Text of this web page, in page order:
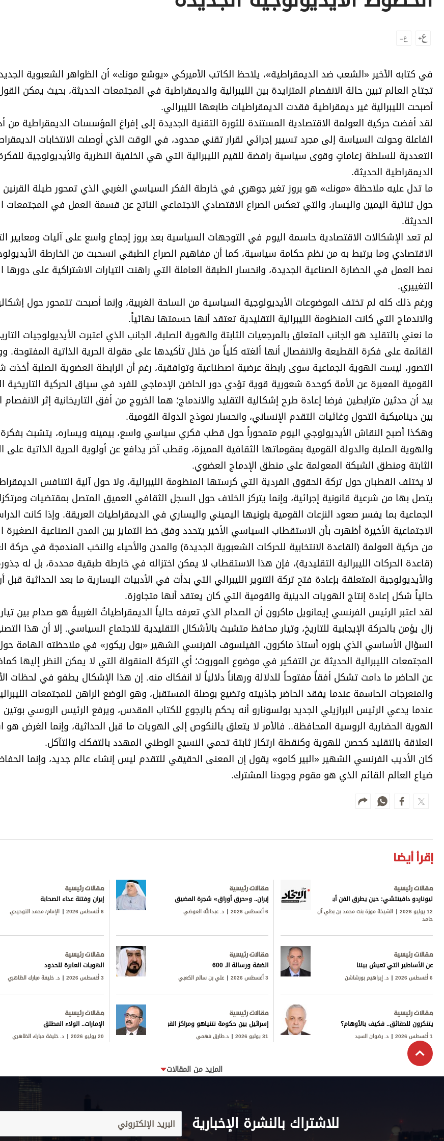
مواقيت الصلاة
الأحوال الجوية
في كتابه الأخير «الشعب ضد الديمقراطية»، يلاحظ الكاتب الأميركي «يوشع مونك» أن الظواهر الشعبوية
تجتاح العالم تبين حالة الانفصام المتزايدة بين الليبرالية والديمقراطية في المجتمعات الحديثة، بحيث يمكن
أصبحت الليبرالية غير ديمقراطية فقدت الديمقراطيات طابعها الليبرالي.
لقد أفضت حركية العولمة الاقتصادية المستندة للثورة التقنية الجديدة إلى إفراغ المؤسسات الديمقراطية من
الفاعلة وحولت السياسة إلى مجرد تسيير إجرائي لقرار تقني محدود، في الوقت الذي أوصلت الانتخابات
التعددية للسلطة زعاماتٍ وقوى سياسية رافضة للقيم الليبرالية التي هي الخلفية النظرية والأيديولوجية
الديمقراطية الحديثة.
ما تدل عليه ملاحظة «مونك» هو بروز تغير جوهري في خارطة الفكر السياسي الغربي الذي تمحور طيلة القرنين
حول ثنائية اليمين واليسار، والتي تعكس الصراع الاقتصادي الاجتماعي الناتج عن قسمة العمل في المجتمعات
الحديثة.
لم تعد الإشكالات الاقتصادية حاسمة اليوم في التوجهات السياسية بعد بروز إجماع واسع على آليات ومعايير
الاقتصادي وما يرتبط به من نظم حكامة سياسية، كما أن مفاهيم الصراع الطبقي انسحبت من الخارطة
نمط العمل في الحضارة الصناعية الجديدة، وانحسار الطبقة العاملة التي راهنت التيارات الاشتراكية على دورها
التغييري.
ورغم ذلك كله لم تختف الموضوعات الأيديولوجية السياسية من الساحة الغربية، وإنما أصبحت تتمحور حول
والاندماج التي كانت المنظومة الليبرالية التقليدية تعتقد أنها حسمتها نهائياً.
ما نعني بالتقليد هو الجانب المتعلق بالمرجعيات الثابتة والهوية الصلبة، الجانب الذي اعتبرت الأيديولوجيات
القائمة على فكرة القطيعة والانفصال أنها ألغته كلياً من خلال تأكيدها على مقولة الحرية الذاتية
التصور، ليست الهوية الجماعية سوى رابطة عرضية اصطناعية وتوافقية، رغم أن الرابطة العضوية الصلبة أخذت
القومية المعبرة عن الأمة كوحدة شعورية قوية تؤدي دور الحاضن الإدماجي للفرد في سياق الحركية التاريخية
بيد أن حدثين مترابطين فرضا إعادة طرح إشكالية التقليد والاندماج؛ هما الخروج من أفق التاريخانية إثر الانفصام
بين ديناميكية التحول وغائيات التقدم الإنساني، وانحسار نموذج الدولة القومية.
وهكذا أصبح النقاش الأيديولوجي اليوم متمحوراً حول قطب فكري سياسي واسع، بيمينه ويساره، يتشبث بفكرة
والهوية الصلبة والدولة القومية بمقوماتها الثقافية المميزة، وقطب آخر يدافع عن أولوية الحرية الذاتية على
الثابتة ومنطق الشبكة المعولمة على منطق الإدماج العضوي.
لا يختلف القطبان حول تركة الحقوق الفردية التي كرستها المنظومة الليبرالية، ولا حول آلية التنافس
يتصل بها من شرعية قانونية إجرائية، وإنما يتركز الخلاف حول السجل الثقافي العميق المتصل بمقتضيات
الجماعية بما يفسر صعود النزعات القومية بلونيها اليميني واليساري في الديمقراطيات العريقة. وإذا كانت
الاجتماعية الأخيرة أظهرت بأن الاستقطاب السياسي الأخير يتحدد وفق خط التمايز بين المدن الصناعية الصغيرة
من حركية العولمة (القاعدة الانتخابية للحركات الشعبوية الجديدة) والمدن والأحياء والنخب المندمجة في حركة
(قاعدة الحركات الليبرالية التقليدية)، فإن هذا الاستقطاب لا يمكن اختزاله في خارطة طبقية محددة، بل له
والأيديولوجية المتعلقة بإعادة فتح تركة التنوير الليبرالي التي بدأت في الأدبيات اليسارية ما بعد الحداثية قبل
حالياً شكل إعادة إنتاج الهويات الدينية والقومية التي كان يعتقد أنها متجاوزة.
لقد اعتبر الرئيس الفرنسي إيمانويل ماكرون أن الصدام الذي تعرفه حالياً الديمقراطياتُ الغربيةُ هو صدام بين
زال يؤمن بالحركة الإيجابية للتاريخ، وتيار محافظ متشبث بالأشكال التقليدية للاجتماع السياسي. إلا أن هذا
السؤال الأساسي الذي بلوره أستاذ ماكرون، الفيلسوف الفرنسي الشهير «بول ريكور» في ملاحظته الهامة
المجتمعات الليبرالية الحديثة عن التفكير في موضوع الموروث؛ أي التركة المنقولة التي لا يمكن النظر إليها
عن الحاضر ما دامت تشكل أفقاً مفتوحاً للدلالة ورهاناً دلالياً لا انفكاك منه. إن هذا الإشكال يطفو في لحظات
والمنعرجات الحاسمة عندما يفقد الحاضر جاذبيته وتضيع بوصلة المستقبل، وهو الوضع الراهن للمجتمعات
عندما يدعي الرئيس البرازيلي الجديد بولسونارو أنه يحكم بالرجوع للكتاب المقدس، ويرفع الرئيس الروسي
الهوية الحضارية الروسية المحافظة.. فالأمر لا يتعلق بالنكوص إلى الهويات ما قبل الحداثية، وإنما الغرض هو
العلاقة بالتقليد كحصن للهوية وكنقطة ارتكاز ثابتة تحمي النسيج الوطني المهدد بالتفكك والتآكل.
كان الأديب الفرنسي الشهير «البير كامو» يقول إن المعنى الحقيقي للتقدم ليس إنشاء عالم جديد، وإنما
ضياع العالم القائم الذي هو مقوم وجودنا المشترك.
إقرأ أيضا
مقالات رئيسية
ليوناردو دافينتشي: حين يطرق الفن أبواب المعرفة
12 يوليو 2026 الشيخة موزة بنت محمد بن بطي آل
حامد
مقالات رئيسية
إيران.. و«حرق أوراق» شجرة المضيق
6 أغسطس 2026 د. عبدالله العوضي
مقالات رئيسية
إيران وفتنة عداء الصحابة
6 أغسطس 2026 الإمام/ محمد التوحيدي
مقالات رئيسية
عن الأساطير التي تعيش بيننا
6 أغسطس 2026 د. إبراهيم بورشاشن
مقالات رئيسية
الضفة ورسالة الـ 600
3 أغسطس 2026 علي بن سالم الكعبي
مقالات رئيسية
الهويات العابرة للحدود
3 أغسطس 2026 د. خليفة مبارك الظاهري
مقالات رئيسية
يتنكرون للحقائق.. فكيف بالأوهام؟
1 أغسطس 2026 د. رضوان السيد
مقالات رئيسية
إسرائيل بين حكومة نتنياهو ومراكز القوى
31 يوليو 2026 د.طارق فهمي
مقالات رئيسية
الإمارات.. الولاء المطلق
20 يوليو 2026 د. خليفة مبارك الظاهري
المزيد من المقالات
للاشتراك بالنشرة الإخبارية